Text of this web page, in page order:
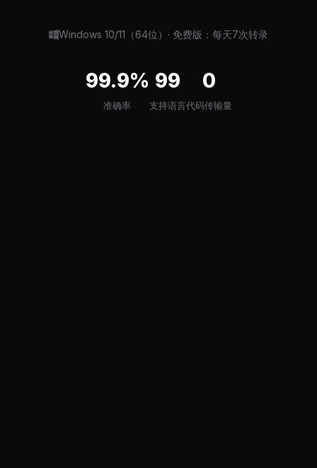
Windows 10/11（64位）· 免费版：每天7次转录
99.9%
准确率
99
支持语言
0
代码传输量